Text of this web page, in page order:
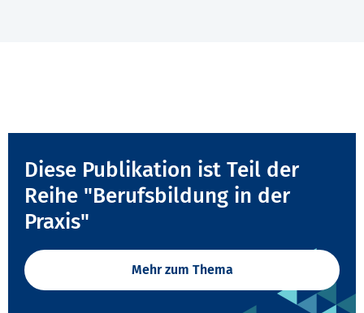
Diese Publikation ist Teil der
Reihe "Berufsbildung in der
Praxis"
Mehr zum Thema